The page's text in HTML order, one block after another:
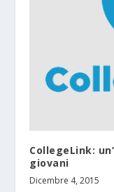
CollegeLink:
giovani
Dicembre 4, 2015